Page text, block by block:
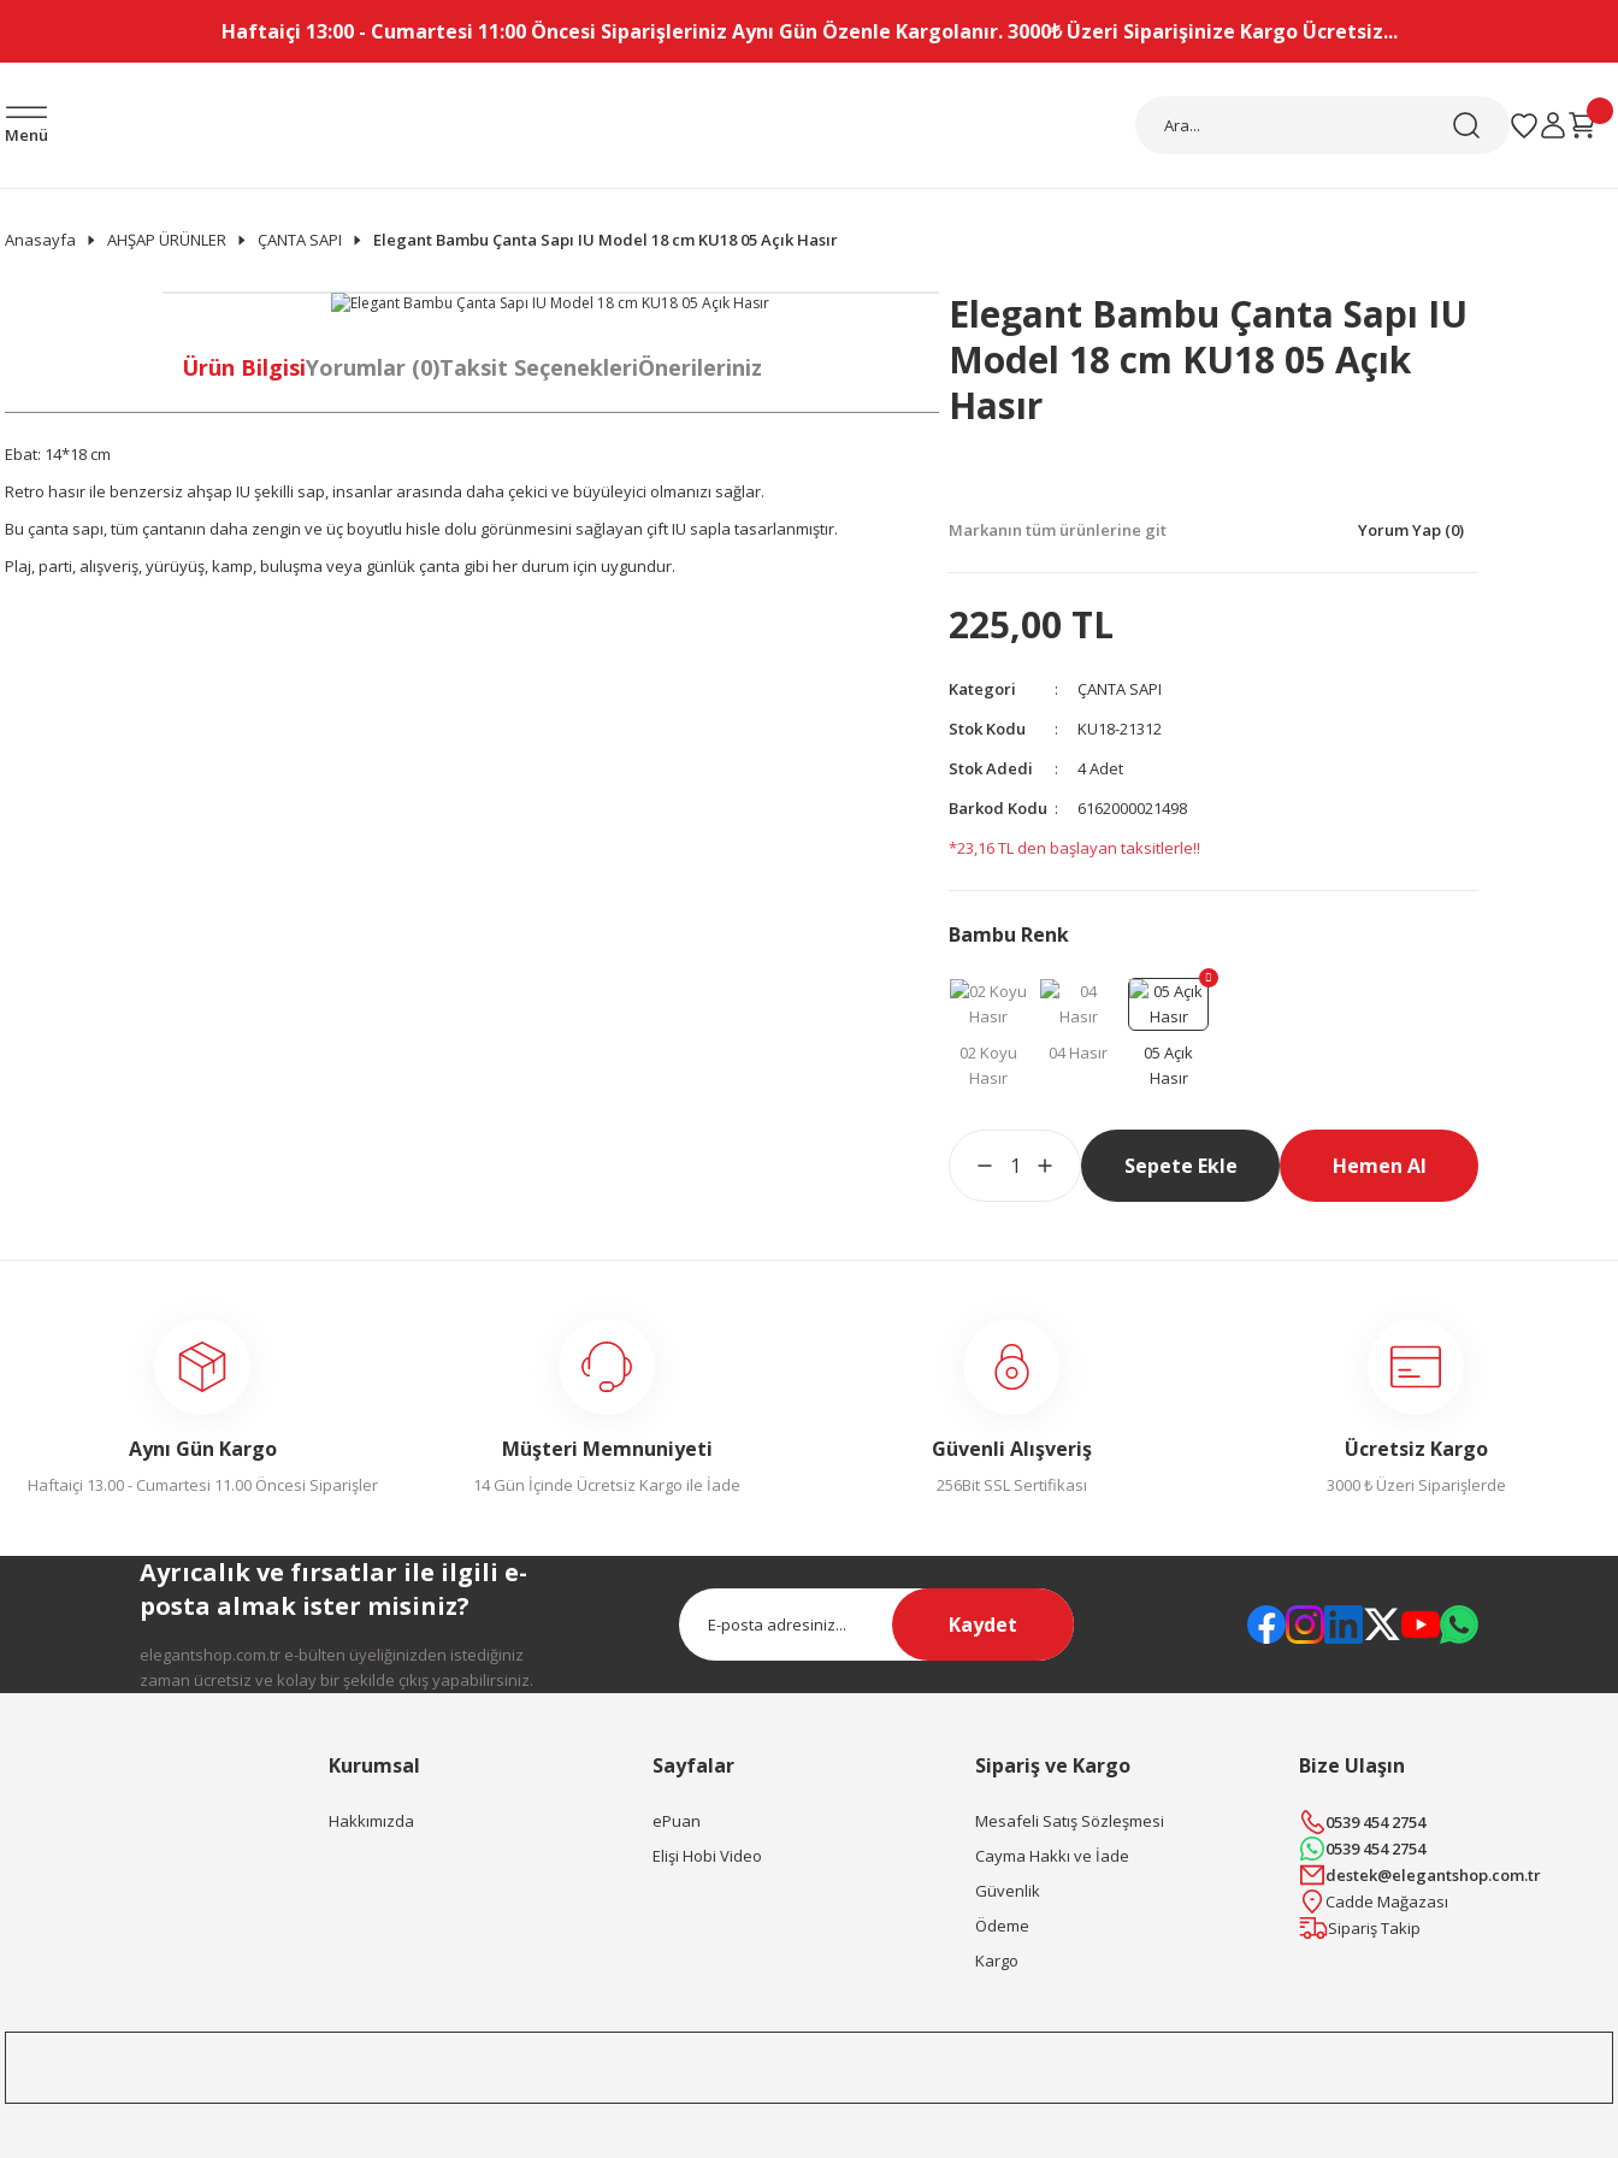
Haftaiçi 13:00 - Cumartesi 11:00 Öncesi Siparişleriniz Aynı Gün Özenle Kargolanır. 3000₺ Üzeri Siparişinize Kargo Ücretsiz...
Menü
Anasayfa AHŞAP ÜRÜNLER ÇANTA SAPI Elegant Bambu Çanta Sapı IU Model 18 cm KU18 05 Açık Hasır
Ürün BilgisiYorumlar (0)Taksit SeçenekleriÖnerileriniz
Ebat: 14*18 cm
Retro hasır ile benzersiz ahşap IU şekilli sap, insanlar arasında daha çekici ve büyüleyici olmanızı sağlar.
Bu çanta sapı, tüm çantanın daha zengin ve üç boyutlu hisle dolu görünmesini sağlayan çift IU sapla tasarlanmıştır.
Plaj, parti, alışveriş, yürüyüş, kamp, ​​buluşma veya günlük çanta gibi her durum için uygundur.
Elegant Bambu Çanta Sapı IU
Model 18 cm KU18 05 Açık
Hasır
Markanın tüm ürünlerine git Yorum Yap (0)
225,00 TL
Kategori
ÇANTA SAPI
Stok Kodu
KU18-21312
Stok Adedi
4 Adet
Barkod Kodu
6162000021498
*23,16 TL den başlayan taksitlerle!!
Bambu Renk
Sepete Ekle Hemen Al
Aynı Gün Kargo
Haftaiçi 13.00 - Cumartesi 11.00 Öncesi Siparişler
Müşteri Memnuniyeti
14 Gün İçinde Ücretsiz Kargo ile İade
Güvenli Alışveriş
256Bit SSL Sertifikası
Ücretsiz Kargo
3000 ₺ Üzeri Siparişlerde
Ayrıcalık ve fırsatlar ile ilgili e-
posta almak ister misiniz?
elegantshop.com.tr e-bülten üyeliğinizden istediğiniz
zaman ücretsiz ve kolay bir şekilde çıkış yapabilirsiniz.
Kaydet
Kurumsal
Hakkımızda
Sayfalar
ePuan
Elişi Hobi Video
Sipariş ve Kargo
Mesafeli Satış Sözleşmesi
Cayma Hakkı ve İade
Güvenlik
Ödeme
Kargo
Bize Ulaşın
0539 454 2754
0539 454 2754
destek@elegantshop.com.tr
Cadde Mağazası
Sipariş Takip